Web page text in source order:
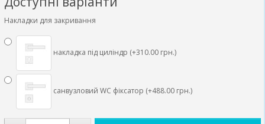
Накладки для закривання
накладка під циліндр (+310.00 грн.)
санвузловий WC фіксатор (+488.00 грн.)